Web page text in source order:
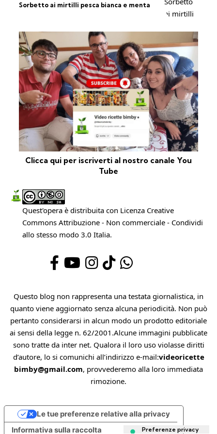
Sorbetto ai mirtilli pesca bianca e menta
Clicca qui per iscriverti al nostro canale You
Tube
Quest'opera è distribuita con Licenza Creative
Commons Attribuzione - Non commerciale - Condividi
allo stesso modo 3.0 Italia.
Questo blog non rappresenta una testata giornalistica, in
quanto viene aggiornato senza alcuna periodicità. Non può
pertanto considerarsi in alcun modo un prodotto editoriale
ai sensi della legge n. 62/2001.Alcune immagini pubblicate
sono tratte da inter net. Qualora il loro uso violasse diritti
d’autore, lo si comunichi all’indirizzo e-mail:videoricette
bimby@gmail.com, provvederemo alla loro immediata
rimozione.
Informativa sulla raccolta
Le tue preferenze relative alla privacy